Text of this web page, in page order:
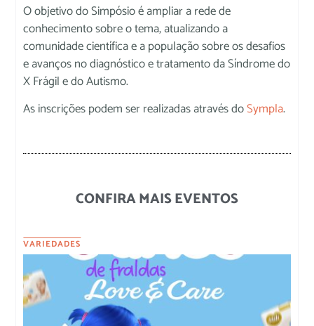
O objetivo do Simpósio é ampliar a rede de
conhecimento sobre o tema, atualizando a
comunidade científica e a população sobre os desafios
e avanços no diagnóstico e tratamento da Síndrome do
X Frágil e do Autismo.
As inscrições podem ser realizadas através doSympla.
CONFIRA MAIS EVENTOS
VARIEDADES